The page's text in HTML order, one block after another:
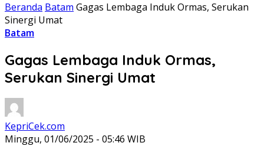
Beranda Batam Gagas Lembaga Induk Ormas, Serukan
Sinergi Umat
Batam
Gagas Lembaga Induk Ormas,
Serukan Sinergi Umat
KepriCek.com
Minggu, 01/06/2025 - 05:46 WIB